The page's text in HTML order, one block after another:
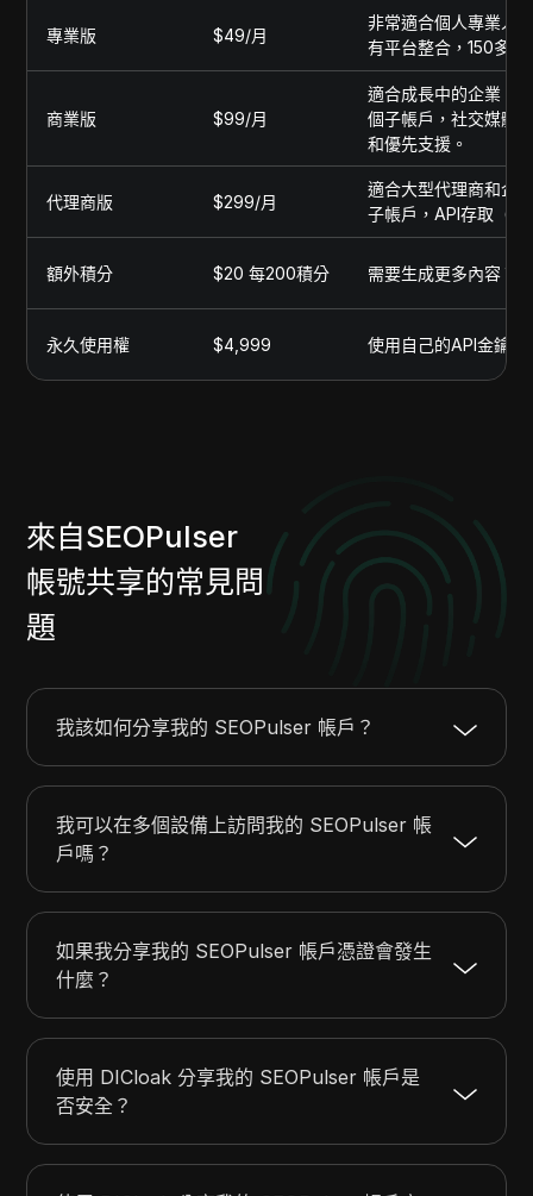
專業版 $49/月
非常適合個人專業人
有平台整合，150多
商業版 $99/月
適合成長中的企業。
個子帳戶，社交媒體
和優先支援。
代理商版 $299/月
適合大型代理商和企
子帳戶，API存取（
額外積分 $20 每200積分 需要生成更多內容？
永久使用權 $4,999 使用自己的API金鑰
來自SEOPulser
帳號共享的常見問
題
我該如何分享我的 SEOPulser 帳戶？
我可以在多個設備上訪問我的 SEOPulser 帳
戶嗎？
如果我分享我的 SEOPulser 帳戶憑證會發生
什麼？
使用 DICloak 分享我的 SEOPulser 帳戶是
否安全？